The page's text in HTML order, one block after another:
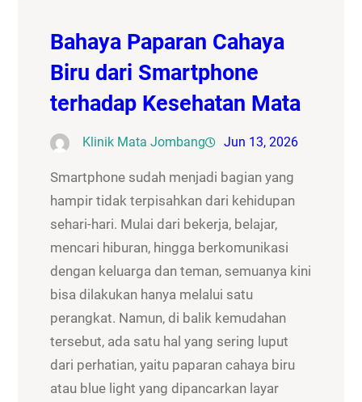
Bahaya Paparan Cahaya
Biru dari Smartphone
terhadap Kesehatan Mata
Klinik Mata Jombang Jun 13, 2026
Smartphone sudah menjadi bagian yang
hampir tidak terpisahkan dari kehidupan
sehari-hari. Mulai dari bekerja, belajar,
mencari hiburan, hingga berkomunikasi
dengan keluarga dan teman, semuanya kini
bisa dilakukan hanya melalui satu
perangkat. Namun, di balik kemudahan
tersebut, ada satu hal yang sering luput
dari perhatian, yaitu paparan cahaya biru
atau blue light yang dipancarkan layar